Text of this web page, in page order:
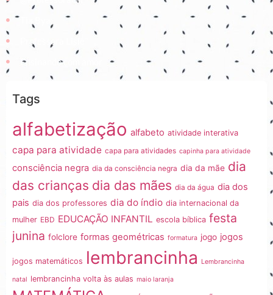
Professora Lisiê
Ensinando com amor
Tags
alfabetização alfabeto atividade interativa
capa para atividade capa para atividades capinha para atividade
consciência negra dia da consciência negra dia da mãe dia
das crianças dia das mães dia da água dia dos
pais dia dos professores dia do índio dia internacional da
mulher EBD EDUCAÇÃO INFANTIL escola bíblica festa
junina folclore formas geométricas formatura jogo jogos
jogos matemáticos lembrancinha Lembrancinha
natal lembrancinha volta às aulas maio laranja